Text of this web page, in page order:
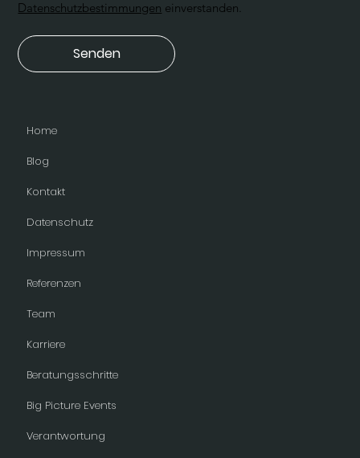
Referenzen
Team
Karriere
Beratungsschritte
Big Picture Events
Verantwortung
Home
Blog
Kontakt
Datenschutz
Impressum
Senden
Datenschutzbestimmungen einverstanden.